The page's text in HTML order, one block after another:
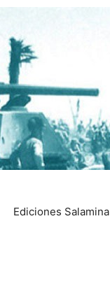
Ediciones Salamina